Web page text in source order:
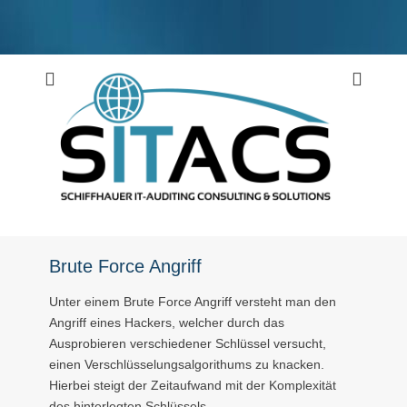
SITACS
Schiffhauer IT-Auditing Consulting & Solutions
Brute Force Angriff
Unter einem Brute Force Angriff versteht man den
Angriff eines Hackers, welcher durch das
Ausprobieren verschiedener Schlüssel versucht,
einen Verschlüsselungsalgorithums zu knacken.
Hierbei steigt der Zeitaufwand mit der Komplexität